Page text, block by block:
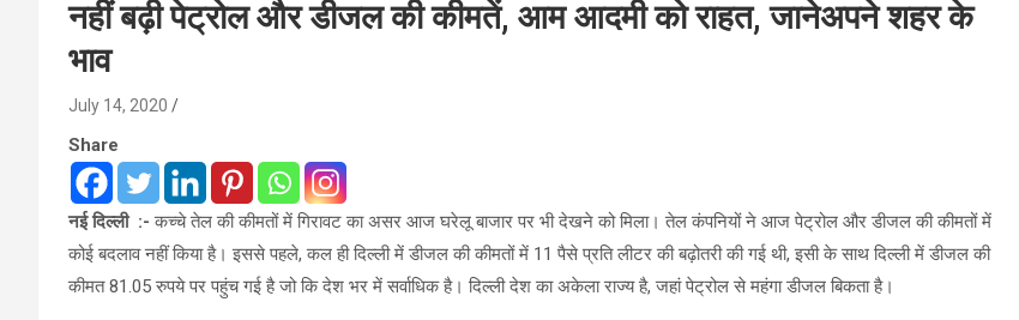
नहीं बढ़ी पेट्रोल और डीजल की कीमतें, आम आदमी को राहत, जानेअपने शहर के
भाव
July 14, 2020
Share
नई दिल्ली :- कच्चे तेल की कीमतों में गिरावट का असर आज घरेलू बाजार पर भी देखने को मिला। तेल कंपनियों ने आज पेट्रोल और डीजल की कीमतों में
कोई बदलाव नहीं किया है। इससे पहले, कल ही दिल्ली में डीजल की कीमतों में 11 पैसे प्रति लीटर की बढ़ोतरी की गई थी, इसी के साथ दिल्ली में डीजल की
कीमत 81.05 रुपये पर पहुंच गई है जो कि देश भर में सर्वाधिक है। दिल्ली देश का अकेला राज्य है, जहां पेट्रोल से महंगा डीजल बिकता है।